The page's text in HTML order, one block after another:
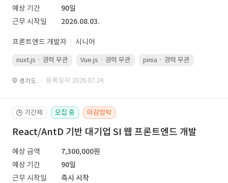
예상 기간
90일
근무 시작일
2026.08.03.
프론트엔드 개발자 시니어
nuxt.js · 경력 무관 Vue.js · 경력 무관 pinia · 경력 무관
경기도 · 등록일자 2026.07.24.
🕒 기간제 모집 중 마감임박
React/AntD 기반 대기업 SI 웹 프론트엔드 개발
예상 금액
7,300,000원
예상 기간
90일
근무 시작일
즉시 시작